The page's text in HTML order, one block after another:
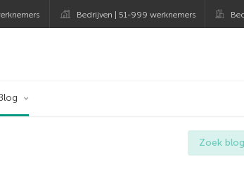
Bedrijven | 51-999 werknemers